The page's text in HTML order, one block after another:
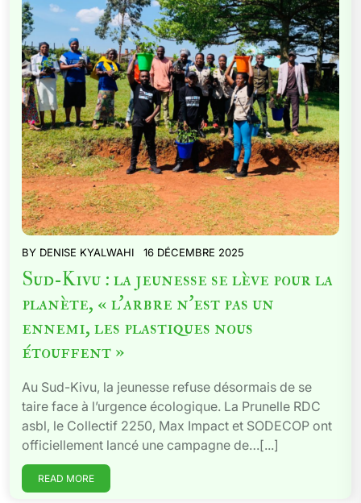
BY DENISE KYALWAHI 16 DÉCEMBRE 2025
Sud-Kivu : la jeunesse se lève pour la
planète, « l’arbre n’est pas un
ennemi, les plastiques nous
étouffent »
Au Sud-Kivu, la jeunesse refuse désormais de se
taire face à l’urgence écologique. La Prunelle RDC
asbl, le Collectif 2250, Max Impact et SODECOP ont
officiellement lancé une campagne de…[...]
READ MORE